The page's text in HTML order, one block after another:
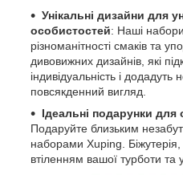
Унікальні дизайни для
особистостей: Наші
різноманітності смаків та
дивовижних дизайнів, які
індивідуальність і додадуть
повсякденний вигляд.
Ідеальні подарунки
Подаруйте близьким
наборами Xuping.
втіленням вашої турботи та